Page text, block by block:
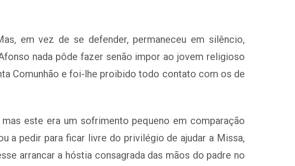
em vez de se defender, permaneceu em silêncio,
nada pôde fazer senão impor ao jovem religioso
Comunhão e foi-lhe proibido todo contato com os de
este era um sofrimento pequeno em comparação
a pedir para ficar livre do privilégio de ajudar a Missa,
arrancar a hóstia consagrada das mãos do padre no